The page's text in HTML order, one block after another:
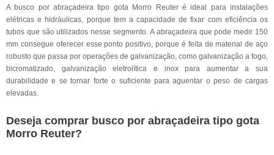
A busco por abraçadeira tipo gota Morro Reuter é ideal para instalações
elétricas e hidráulicas, porque tem a capacidade de fixar com eficiência os
tubos que são utilizados nesse segmento. A abraçadeira que pode medir 150
mm consegue oferecer esse ponto positivo, porque é feita de material de aço
robusto que passa por operações de galvanização, como galvanização a fogo,
bicromatizado, galvanização eletrolítica e inox para aumentar a sua
durabilidade e se tornar forte o suficiente para aguentar o peso de cargas
elevadas.
Deseja comprar busco por abraçadeira tipo gota
Morro Reuter?